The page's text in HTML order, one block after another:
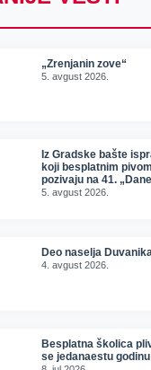
„Zrenjanin zove“
5. avgust 2026.
Iz Gradske bašte
koji besplatnim
pozivaju na 41.
5. avgust 2026.
Deo naselja
4. avgust 2026.
Besplatna školica
se jedanaestu